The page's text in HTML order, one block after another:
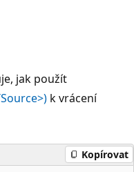
jak použít
k vrácení
Kopírovat